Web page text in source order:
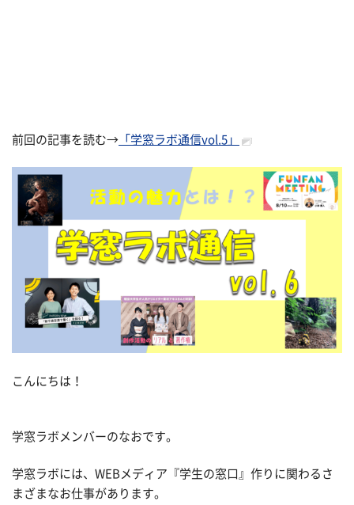
前回の記事を読む→ 「学窓ラボ通信vol.5」
こんにちは！
学窓ラボメンバーのなおです。
学窓ラボには、WEBメディア『学生の窓口』作りに関わるさ
まざまなお仕事があります。